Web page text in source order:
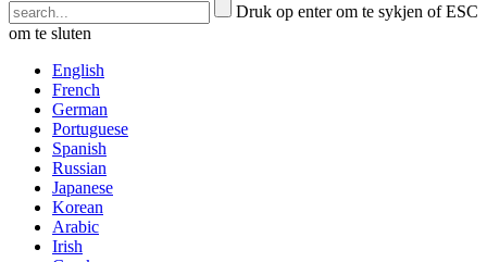
Druk op enter om te sykjen of ESC
om te sluten
English
French
German
Portuguese
Spanish
Russian
Japanese
Korean
Arabic
Irish